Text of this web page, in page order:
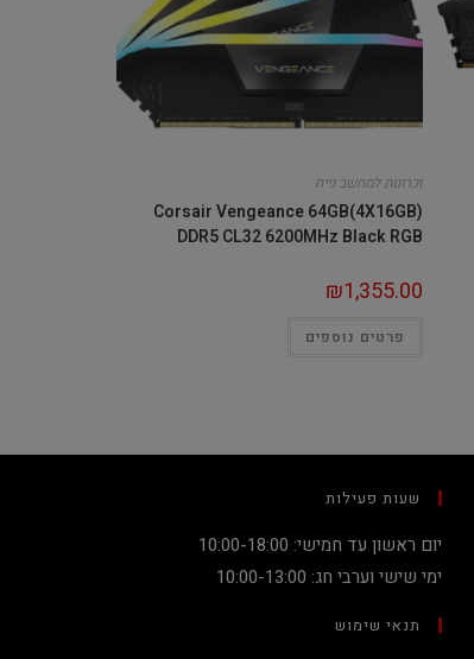
זכרונות למחשב נייח
Corsair Vengeance 64GB(4X16GB)
DDR5 CL32 6200MHz Black RGB
₪1,355.00
פרטים נוספים
שעות פעילות
יום ראשון עד חמישי: 10:00-18:00
ימי שישי וערבי חג: 10:00-13:00
תנאי שימוש